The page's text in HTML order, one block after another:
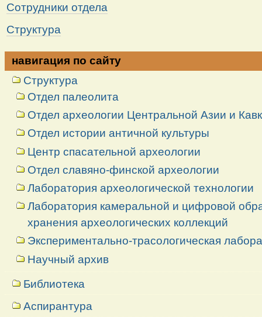
Сотрудники отдела
Структура
навигация по сайту
Структура
Отдел палеолита
Отдел археологии Центральной Азии и
Отдел истории античной культуры
Центр спасательной археологии
Отдел славяно-финской археологии
Лаборатория археологической технологии
Лаборатория камеральной и цифровой
хранения археологических коллекций
Экспериментально-трасологическая
Научный архив
Библиотека
Аспирантура